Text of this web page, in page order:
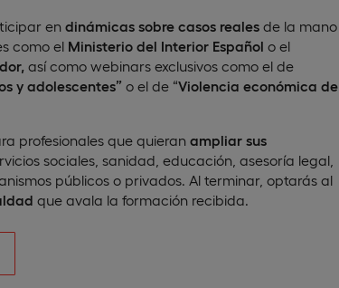
en dinámicas sobre casos reales de la mano
como el Ministerio del Interior Español o el
así como webinars exclusivos como el de
y adolescentes” o el de “Violencia económica de
profesionales que quieran ampliar sus
sociales, sanidad, educación, asesoría legal,
públicos o privados. Al terminar, optarás al
que avala la formación recibida.